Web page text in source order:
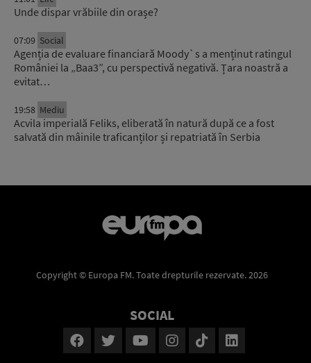
Unde dispar vrăbiile din orașe?
07:09 Social
Agenția de evaluare financiară Moody`s a menținut ratingul
României la „Baa3”, cu perspectivă negativă. Țara noastră a
evitat…
19:58 Mediu
Acvila imperială Feliks, eliberată în natură după ce a fost
salvată din mâinile traficanților și repatriată în Serbia
Copyright © Europa FM. Toate drepturile rezervate. 2026
SOCIAL